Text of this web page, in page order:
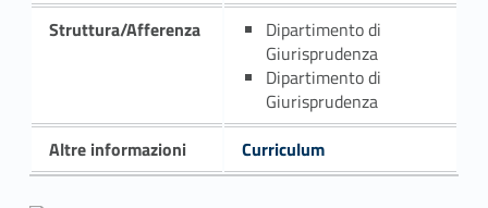
Struttura/Afferenza
Dipartimento di
Giurisprudenza
Dipartimento di
Giurisprudenza
Altre informazioni
Curriculum